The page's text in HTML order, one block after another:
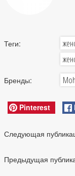
Теги:
Бренды:
Pinterest
Следующая
Предыдущая